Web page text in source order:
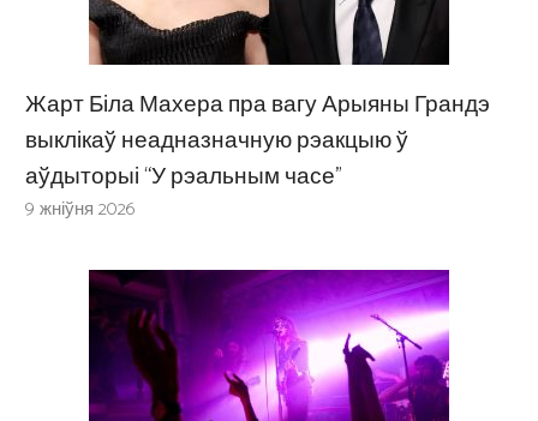
Жарт Біла Махера пра вагу Арыяны Грандэ
выклікаў неадназначную рэакцыю ў
аўдыторыі “У рэальным часе”
9 жніўня 2026